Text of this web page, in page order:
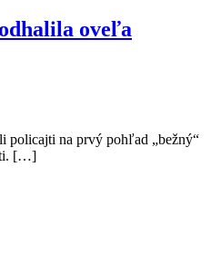
oveľa
na prvý pohľad „bežný“
[…]